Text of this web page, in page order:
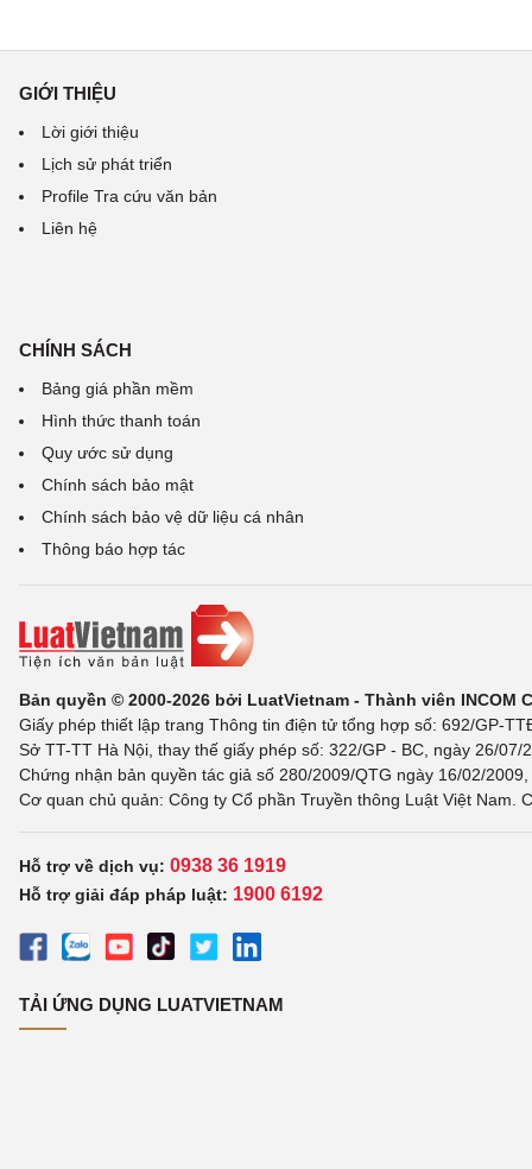
GIỚI THIỆU
Lời giới thiệu
Lịch sử phát triển
Profile Tra cứu văn bản
Liên hệ
CHÍNH SÁCH
Bảng giá phần mềm
Hình thức thanh toán
Quy ước sử dụng
Chính sách bảo mật
Chính sách bảo vệ dữ liệu cá nhân
Thông báo hợp tác
Bản quyền © 2000-2026 bởi LuatVietnam - Thành viên INCOM
Giấy phép thiết lập trang Thông tin điện tử tổng hợp số: 692/GP-
Sở TT-TT Hà Nội, thay thế giấy phép số: 322/GP - BC, ngày 26/
Chứng nhận bản quyền tác giả số 280/2009/QTG ngày 16/02/
Cơ quan chủ quản: Công ty Cổ phần Truyền thông Luật Việt Nam.
Hỗ trợ về dịch vụ: 0938 36 1919
Hỗ trợ giải đáp pháp luật: 1900 6192
TẢI ỨNG DỤNG LUATVIETNAM